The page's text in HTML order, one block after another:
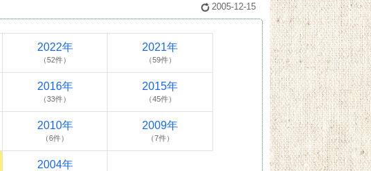
2005-12-15
2022年
（52件）
2021年
（59件）
2016年
（33件）
2015年
（45件）
2010年
（6件）
2009年
（7件）
2004年